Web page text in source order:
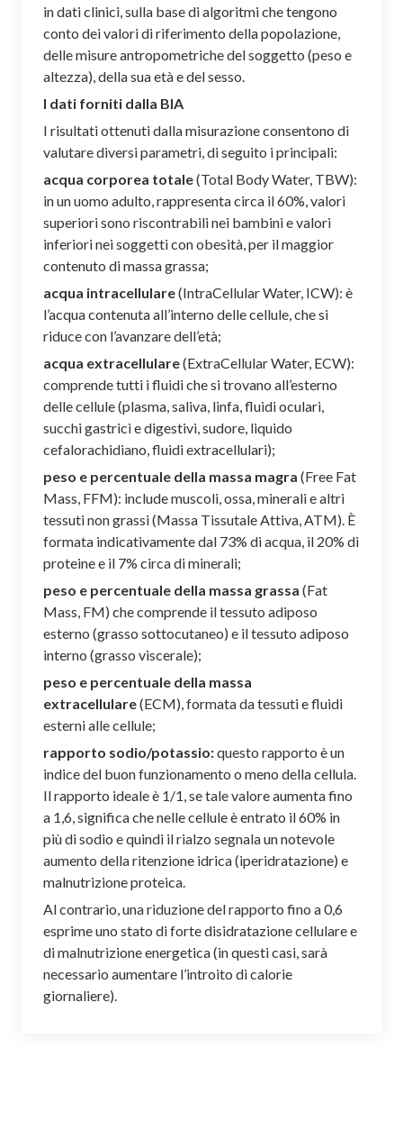
in dati clinici, sulla base di algoritmi che tengono
conto dei valori di riferimento della popolazione,
delle misure antropometriche del soggetto (peso e
altezza), della sua età e del sesso.
I dati forniti dalla BIA
I risultati ottenuti dalla misurazione consentono di
valutare diversi parametri, di seguito i principali:
acqua corporea totale(Total Body Water, TBW):
in un uomo adulto, rappresenta circa il 60%, valori
superiori sono riscontrabili nei bambini e valori
inferiori nei soggetti con obesità, per il maggior
contenuto di massa grassa;
acqua intracellulare(IntraCellular Water, ICW): è
l’acqua contenuta all’interno delle cellule, che si
riduce con l’avanzare dell’età;
acqua extracellulare(ExtraCellular Water, ECW):
comprende tutti i fluidi che si trovano all’esterno
delle cellule (plasma, saliva, linfa, fluidi oculari,
succhi gastrici e digestivi, sudore, liquido
cefalorachidiano, fluidi extracellulari);
peso e percentuale della massa magra (Free Fat
Mass, FFM): include muscoli, ossa, minerali e altri
tessuti non grassi (Massa Tissutale Attiva, ATM). È
formata indicativamente dal 73% di acqua, il 20% di
proteine e il 7% circa di minerali;
peso e percentuale della massa grassa (Fat
Mass, FM) che comprende il tessuto adiposo
esterno (grasso sottocutaneo) e il tessuto adiposo
interno (grasso viscerale);
peso e percentuale della massa
extracellulare(ECM), formata da tessuti e fluidi
esterni alle cellule;
rapporto sodio/potassio:questo rapporto è un
indice del buon funzionamento o meno della cellula.
Il rapporto ideale è 1/1, se tale valore aumenta fino
a 1,6, significa che nelle cellule è entrato il 60% in
più di sodio e quindi il rialzo segnala un notevole
aumento della ritenzione idrica (iperidratazione) e
malnutrizione proteica.
Al contrario, una riduzione del rapporto fino a 0,6
esprime uno stato di forte disidratazione cellulare e
di malnutrizione energetica (in questi casi, sarà
necessario aumentare l’introito di calorie
giornaliere).